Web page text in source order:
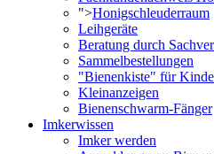
">Honigschleuderraum
Leihgeräte
Beratung durch
Sammelbestellungen
"Bienenkiste" für
Kleinanzeigen
Bienenschwarm-Fänger
Imkerwissen
Imker werden